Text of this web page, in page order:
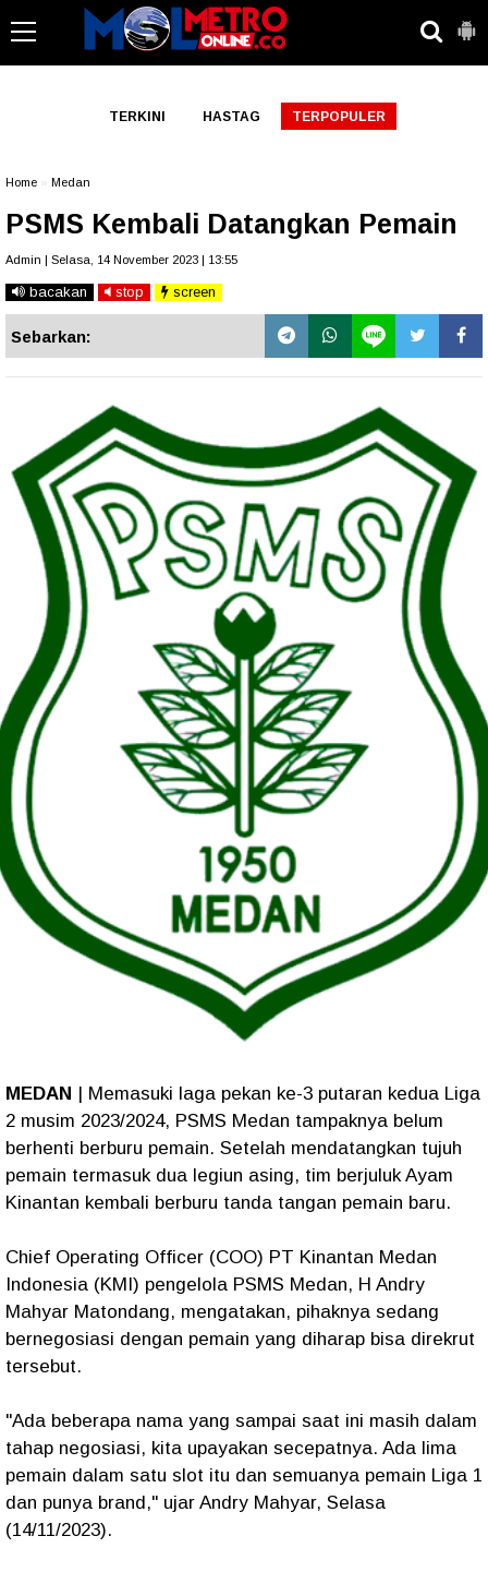
TERKINI HASTAG TERPOPULER
Home Medan
PSMS Kembali Datangkan Pemain
Admin | Selasa, 14 November 2023 | 13:55
bacakan stop screen
Sebarkan:
MEDAN | Memasuki laga pekan ke-3 putaran kedua Liga
2 musim 2023/2024, PSMS Medan tampaknya belum
berhenti berburu pemain. Setelah mendatangkan tujuh
pemain termasuk dua legiun asing, tim berjuluk Ayam
Kinantan kembali berburu tanda tangan pemain baru.
Chief Operating Officer (COO) PT Kinantan Medan
Indonesia (KMI) pengelola PSMS Medan, H Andry
Mahyar Matondang, mengatakan, pihaknya sedang
bernegosiasi dengan pemain yang diharap bisa direkrut
tersebut.
"Ada beberapa nama yang sampai saat ini masih dalam
tahap negosiasi, kita upayakan secepatnya. Ada lima
pemain dalam satu slot itu dan semuanya pemain Liga 1
dan punya brand," ujar Andry Mahyar, Selasa
(14/11/2023).